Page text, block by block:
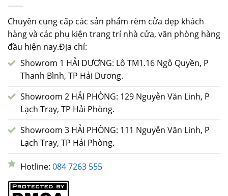
Chuyên cung cấp các sản phẩm rèm cửa đẹp khách
hàng và các phụ kiện trang trí nhà cửa, văn phòng hàng
đầu hiện nay.Địa chỉ:
Showrom 1 HẢI DƯƠNG: Lô TM1.16 Ngô Quyền, P
Thanh Bình, TP Hải Dương.
Showroom 2 HẢI PHÒNG: 129 Nguyễn Văn Linh, P
Lạch Tray, TP Hải Phòng.
Showroom 3 HẢI PHÒNG: 111 Nguyễn Văn Linh, P
Lạch Tray, TP Hải Phòng.
Hotline: 084 7263 555